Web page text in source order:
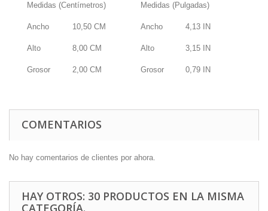
Medidas (Centímetros) Medidas (Pulgadas)
Ancho 10,50 CM Ancho 4,13 IN
Alto 8,00 CM Alto 3,15 IN
Grosor 2,00 CM Grosor 0,79 IN
COMENTARIOS
No hay comentarios de clientes por ahora.
HAY OTROS: 30 PRODUCTOS EN LA MISMA
CATEGORÍA.